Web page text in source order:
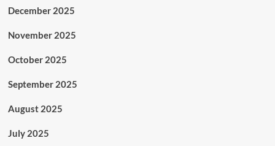
December 2025
November 2025
October 2025
September 2025
August 2025
July 2025